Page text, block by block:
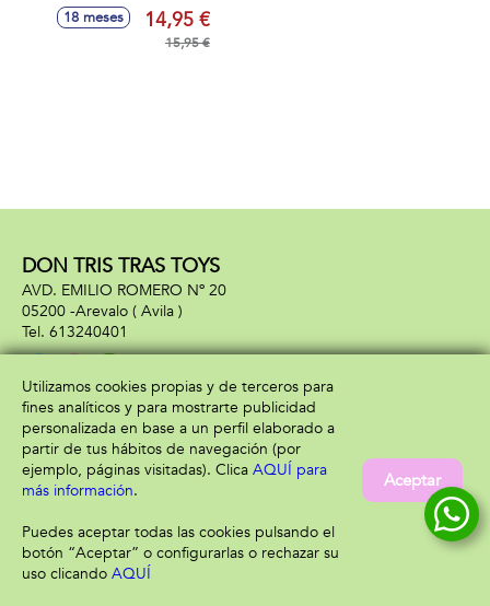
18 meses 14,95 €
15,95 €
Filtrar
DON TRIS TRAS TOYS
AVD. EMILIO ROMERO Nº 20
05200 -Arevalo ( Avila )
613240401
Información
Aviso legal
Política de privacidad
Política de cookies
Atención al cliente
Envío y devolución
Utilizamos cookies propias y de terceros para
fines analíticos y para mostrarte publicidad
personalizada en base a un perfil elaborado a
partir de tus hábitos de navegación (por
ejemplo, páginas visitadas). Clica AQUÍ para
más información.
Puedes aceptar todas las cookies pulsando el
botón “Aceptar” o configurarlas o rechazar su
uso clicando AQUÍ
Aceptar